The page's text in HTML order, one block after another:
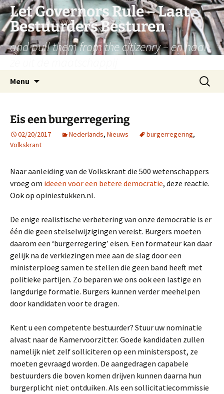
Let Governors Rule – Laat
Bestuurders Besturen
and pull them from the citizenry – en haal
Menu
Zoeken
naar:
Eis een burgerregering
02/20/2017 Nederlands, Nieuws burgerregering,
Volkskrant
Naar aanleiding van de Volkskrant die 500 wetenschappers
vroeg om ideeën voor een betere democratie, deze reactie.
Ook op opiniestukken.nl.
De enige realistische verbetering van onze democratie is er
één die geen stelselwijzigingen vereist. Burgers moeten
daarom een ‘burgerregering’ eisen. Een formateur kan daar
gelijk na de verkiezingen mee aan de slag door een
ministerploeg samen te stellen die geen band heeft met
politieke partijen. Zo beparen we ons ook een lastige en
langdurige formatie. Burgers kunnen verder meehelpen
door kandidaten voor te dragen.
Kent u een competente bestuurder? Stuur uw nominatie
alvast naar de Kamervoorzitter. Goede kandidaten zullen
namelijk niet zelf solliciteren op een ministerspost, ze
moeten gevraagd worden. De aangedragen capabele
bestuurders die boven komen drijven kunnen daarna hun
burgerplicht niet ontduiken. Als een sollicitatiecommissie